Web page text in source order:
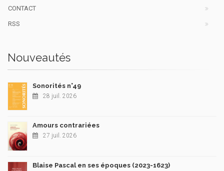
CONTACT
RSS
Nouveautés
Sonorités n°49
28 juil. 2026
Amours contrariées
27 juil. 2026
Blaise Pascal en ses époques (2023-1623)